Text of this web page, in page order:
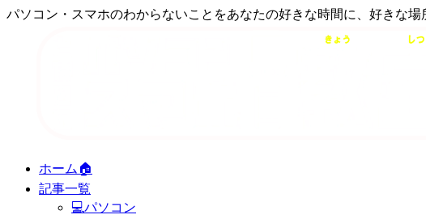
パソコン・スマホのわからないことをあなたの好きな時間に、好きな場
ホーム🏠
記事一覧
💻パソコン